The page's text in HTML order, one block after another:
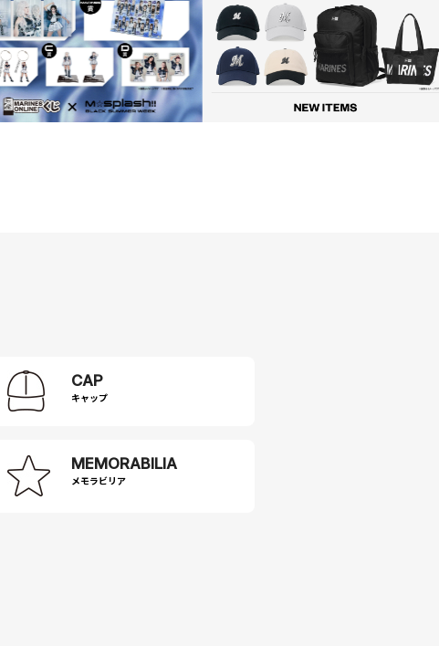
CAP
キャップ
MEMORABILIA
メモラビリア